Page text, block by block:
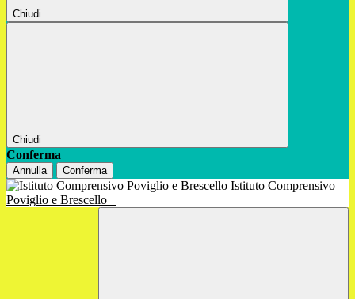
Chiudi
Chiudi
Conferma
Annulla Conferma
Istituto Comprensivo
Poviglio e Brescello